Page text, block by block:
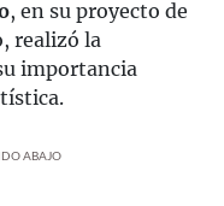
, en su proyecto de
realizó la
importancia
ABAJO